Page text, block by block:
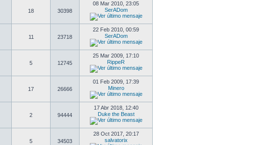
18 30398
08 Mar 2010, 23:05
SerADom
11 23718
22 Feb 2010, 00:59
SerADom
5 12745
25 Mar 2009, 17:10
RippeR
17 26666
01 Feb 2009, 17:39
Minero
2 94444
17 Abr 2018, 12:40
Duke the Beast
5 34503
28 Oct 2017, 20:17
salvatorix